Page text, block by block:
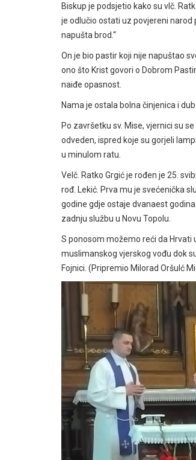
Biskup je podsjetio kako su vlč.
je odlučio ostati uz povjereni narod
napušta brod.“
On je bio pastir koji nije napuštao
ono što Krist govori o Dobrom
naiđe opasnost.
Nama je ostala bolna činjenica i
Po završetku sv. Mise, vjernici su
odveden, ispred koje su gorjeli
u minulom ratu.
Velč. Ratko Grgić je rođen je 25.
rođ. Lekić. Prva mu je svećenička
godine gdje ostaje dvanaest
zadnju službu u Novu Topolu.
S ponosom možemo reći da Hrvati
muslimanskog vjerskog vođu dok
Fojnici. (Pripremio Milorad Oršulć